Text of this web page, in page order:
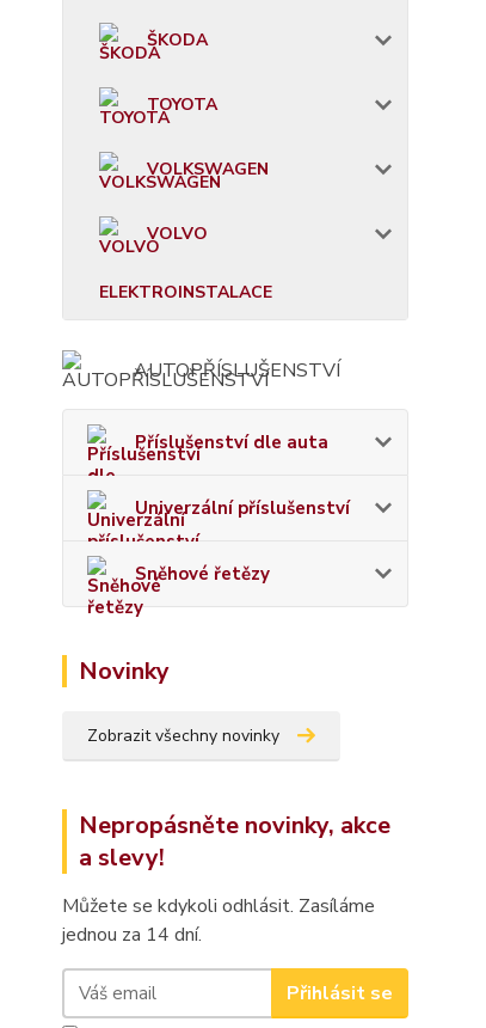
ŠKODA
TOYOTA
VOLKSWAGEN
VOLVO
ELEKTROINSTALACE
AUTOPŘÍSLUŠENSTVÍ
Příslušenství dle auta
Univerzální příslušenství
Sněhové řetězy
Novinky
Zobrazit všechny novinky
Nepropásněte novinky, akce
a slevy!
Můžete se kdykoli odhlásit. Zasíláme
jednou za 14 dní.
Přihlásit se